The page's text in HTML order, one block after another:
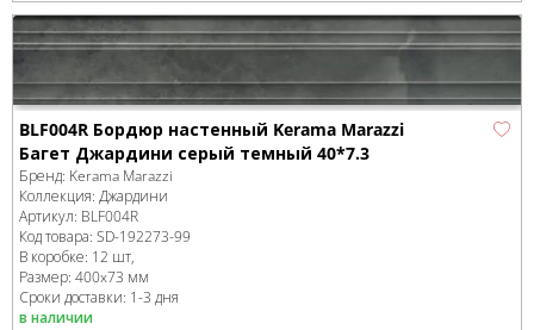
BLF004R Бордюр настенный Kerama Marazzi
Багет Джардини серый темный 40*7.3
Бренд: Kerama Marazzi
Коллекция: Джардини
Артикул: BLF004R
Код товара: SD-192273-99
В коробке: 12 шт,
Размер: 400x73 мм
Сроки доставки: 1-3 дня
в наличии